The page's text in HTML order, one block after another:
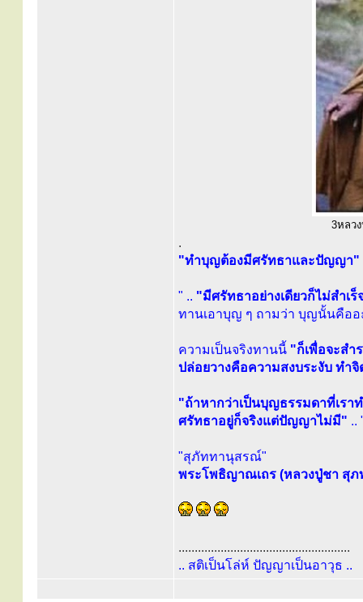
3หลว
.
"ทำบุญต้องมีศรัทธาและปัญญา"
" .. "มีศรัทธาอย่างเดียวก็ไม่สำ
ทานเอาบุญ ๆ ถามว่า บุญนั้นคือ
ความเป็นจริงทานนี้ "ก็เพื่อจะส
ปล่อยวางคือความสงบระงับ ทำ
"ถ้าหากว่าเป็นบุญธรรมดาที่เรา
ศรัทธาอยู่ก็จริงแต่ปัญญาไม่มี" ..
"สุภัททานุสรณ์"
พระโพธิญาณเถร (หลวงปู่ชา สุภ
.....................................................
.. สติเป็นโล่ห์ ปัญญาเป็นอาวุธ ..